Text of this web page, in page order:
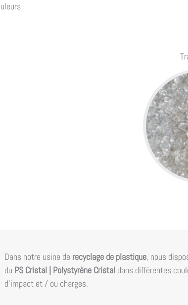
Dans notre usine de recyclage de plastique, nous
du PS Cristal | Polystyrène Cristal dans différentes
d'impact et / ou charges.